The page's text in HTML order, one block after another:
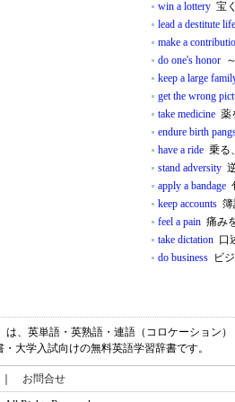
win a lottery 宝
lead a destitute life
make a
do one's honor
keep a large
get the wrong
take medicine 薬
endure birth
have a ride 乗る
stand adversity
apply a bandage
keep accounts 簿
feel a pain 痛み
take dictation 口
do business ビ
は、英単語・英熟語・連語（コロケーション
大学入試向けの無料英語学習辞書です。
お問合せ